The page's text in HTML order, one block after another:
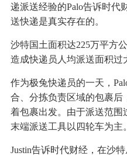
递派送经验的Palo告诉时代
送快递是真实存在的。
沙特国土面积达225万平方
造成快递员人均派送面积过
作为极兔快递员的一天，
合、分拣负责区域的包裹后
着包裹出发。由于派送范围
末端派送工具以四轮车为主。
Justin告诉时代财经，在沙